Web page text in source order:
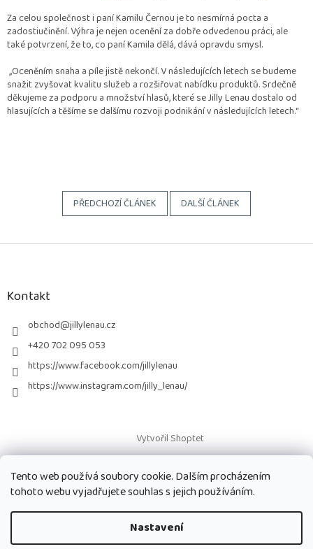
Tento web používá soubory cookie. Dalším procházením
tohoto webu vyjadřujete souhlas s jejich používáním.
Nastavení
Za celou společnost i paní Kamilu Černou je to nesmírná pocta a
zadostiučinění. Výhra je nejen ocenění za dobře odvedenou práci, ale
také potvrzení, že to, co paní Kamila dělá, dává opravdu smysl.
,,Oceněním snaha a píle jistě nekončí. V následujících letech se budeme
snažit zvyšovat kvalitu služeb a rozšiřovat nabídku produktů.Srdečně
děkujeme za podporu a množství hlasů, které se Jilly Lenau dostalo od
hlasujících a těšíme se dalšímu rozvoji podnikání v následujících letech.“
PŘEDCHOZÍ ČLÁNEK DALŠÍ ČLÁNEK
Z
Kontakt
obchod@jillylenau.cz
+420 702 095 053
https://www.facebook.com/jillylenau
https://www.instagram.com/jilly_lenau/
Vytvořil Shoptet
Copyright 2026Paruky Jilly Lenau s.r.o.. Všechna práva vyhrazena.